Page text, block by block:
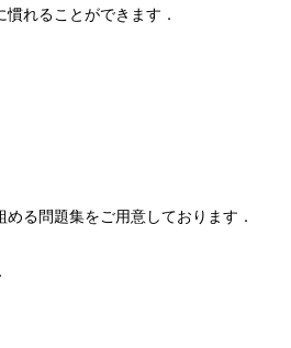
れることができます．
る問題集をご用意しております．